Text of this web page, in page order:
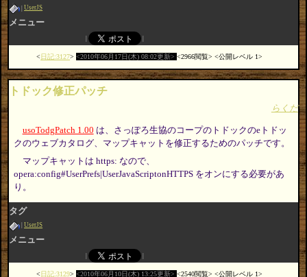
UserJS
メニュー
日記:3127 2010年06月17日(木) 08:02更新 2966閲覧 公開レベル 1
トドック修正パッチ
らくだ
usoTodgPatch 1.00 は、さっぽろ生協のコープのトドックのeトドッ
クのウェブカタログ、マップキャットを修正するためのパッチです。
マップキャットは https: なので、
opera:config#UserPrefs|UserJavaScriptonHTTPS をオンにする必要があ
り。
タグ
UserJS
メニュー
日記:3129 2010年06月10日(木) 13:25更新 2540閲覧 公開レベル 1